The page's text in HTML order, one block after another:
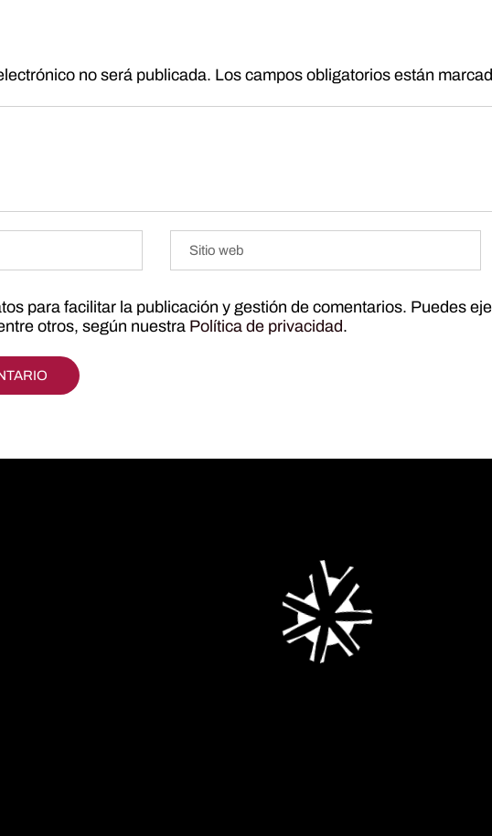
no será publicada. Los campos obligatorios están
para facilitar la publicación y gestión de comentarios. Puedes
otros, según nuestra Política de privacidad.